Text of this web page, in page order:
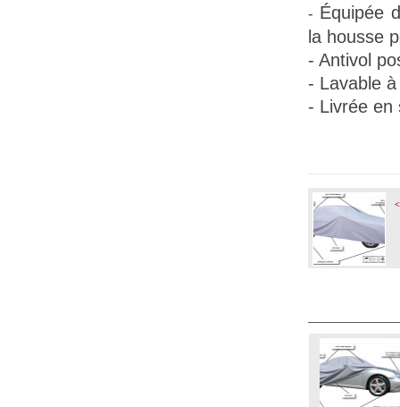
- Équipée
la housse
- Antivol
- Lavable
- Livrée en